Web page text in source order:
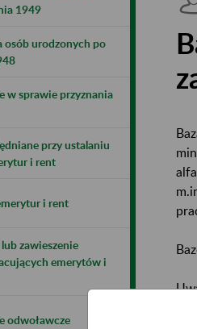
1949
osób urodzonych po
w sprawie przyznania
przy ustalaniu
i rent
i rent
zawieszenie
emerytów i
odwoławcze